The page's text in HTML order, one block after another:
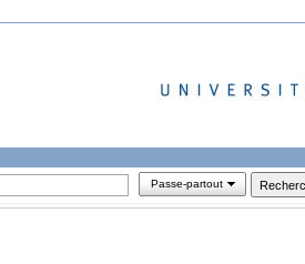
Passe-partout